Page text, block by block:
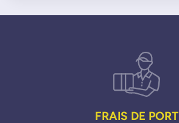
FRAIS DE PORT